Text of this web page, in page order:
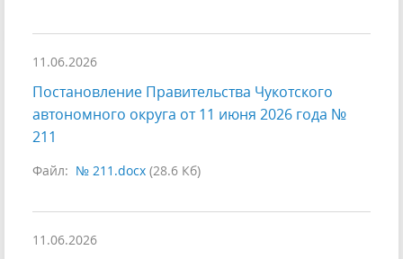
11.06.2026
Постановление Правительства Чукотского
автономного округа от 11 июня 2026 года №
211
Файл: № 211.docx (28.6 Кб)
11.06.2026